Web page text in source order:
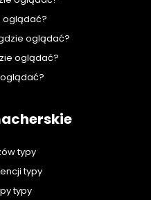
oglądać?
oglądać?
oglądać?
oglądać?
typy
typy
typy